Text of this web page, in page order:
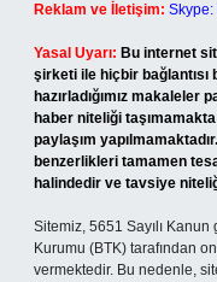
Reklam ve İletişim:
Yasal Uyarı: Bu internet
şirketi ile hiçbir bağlantısı
hazırladığımız
haber niteliği
paylaşım
benzerlikleri tamamen
halindedir ve tavsiye
Sitemiz, 5651 Sayılı
Kurumu (BTK) tarafından
vermektedir. Bu nedenle,